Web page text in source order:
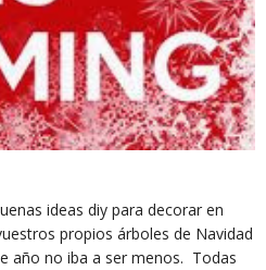
ideas diy para decorar en
propios árboles de Navidad
año no iba a ser menos. Todas